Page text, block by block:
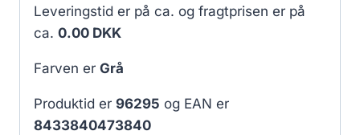
Leveringstid er på ca. og fragtprisen er på
ca. 0.00 DKK
Farven er Grå
Produktid er 96295 og EAN er
8433840473840